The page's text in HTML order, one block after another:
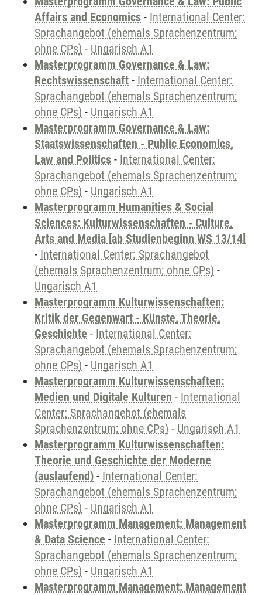
Affairs and Economics - International Center:
Sprachangebot (ehemals Sprachenzentrum;
ohne CPs) - Ungarisch A1
Masterprogramm Governance & Law:
Rechtswissenschaft - International Center:
Sprachangebot (ehemals Sprachenzentrum;
ohne CPs) - Ungarisch A1
Masterprogramm Governance & Law:
Staatswissenschaften - Public Economics,
Law and Politics - International Center:
Sprachangebot (ehemals Sprachenzentrum;
ohne CPs) - Ungarisch A1
Masterprogramm Humanities & Social
Sciences: Kulturwissenschaften - Culture,
Arts and Media [ab Studienbeginn WS 13/14]
- International Center: Sprachangebot
(ehemals Sprachenzentrum; ohne CPs) -
Ungarisch A1
Masterprogramm Kulturwissenschaften:
Kritik der Gegenwart - Künste, Theorie,
Geschichte - International Center:
Sprachangebot (ehemals Sprachenzentrum;
ohne CPs) - Ungarisch A1
Masterprogramm Kulturwissenschaften:
Medien und Digitale Kulturen - International
Center: Sprachangebot (ehemals
Sprachenzentrum; ohne CPs) - Ungarisch A1
Masterprogramm Kulturwissenschaften:
Theorie und Geschichte der Moderne
(auslaufend) - International Center:
Sprachangebot (ehemals Sprachenzentrum;
ohne CPs) - Ungarisch A1
Masterprogramm Management: Management
& Data Science - International Center:
Sprachangebot (ehemals Sprachenzentrum;
ohne CPs) - Ungarisch A1
Masterprogramm Management: Management